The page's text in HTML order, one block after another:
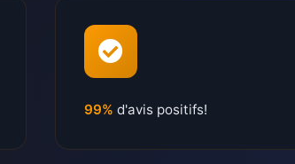
99% d'avis positifs!